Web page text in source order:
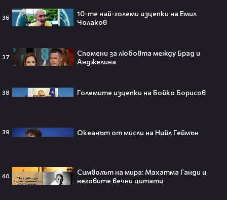
36
10-те най-големи изцепки на Емил
Чолаков
37
Спомени за любовта между Брад и
Анджелина
38 Големите изцепки на Бойко Борисов
39 Океанът от мисли на Нийл Геймън
40
Символът на мира: Махатма Ганди и
неговите вечни цитати
проговаря десетилетие по-късно
🎬👀💥
Селена Гомес празнува рождения
се превърна в световна икона🤩🎂
гарантиран“🧐💥